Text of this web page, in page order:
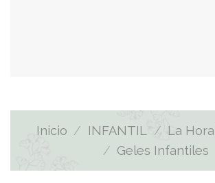
Inicio / INFANTIL / La
/ Geles Infantiles